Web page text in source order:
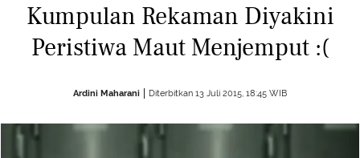
Kumpulan Rekaman Diyakini
Peristiwa Maut Menjemput :(
Ardini Maharani Diterbitkan 13 Juli 2015, 18:45 WIB